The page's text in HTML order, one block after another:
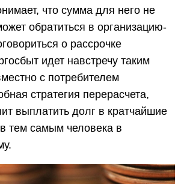
что сумма для него не
обратиться в организацию-
о рассрочке
идет навстречу таким
с потребителем
стратегия перерасчета,
выплатить долг в кратчайшие
тем самым человека в